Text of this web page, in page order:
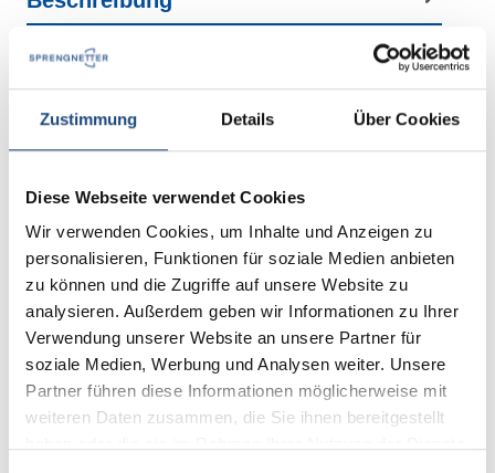
Zustimmung Details Über Cookies
Diese Webseite verwendet Cookies
Wir verwenden Cookies, um Inhalte und Anzeigen zu
personalisieren, Funktionen für soziale Medien anbieten
zu können und die Zugriffe auf unsere Website zu
analysieren. Außerdem geben wir Informationen zu Ihrer
Verwendung unserer Website an unsere Partner für
soziale Medien, Werbung und Analysen weiter. Unsere
Partner führen diese Informationen möglicherweise mit
weiteren Daten zusammen, die Sie ihnen bereitgestellt
Blog Posts
ImmoWertV - Kommentar – 2010
73,83 €*
Preise exkl. MwSt. zzgl. Versandkosten
Sofort verfügbar, Lieferzeit: 3 Tage